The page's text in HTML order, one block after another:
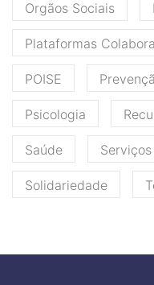
Orgãos Sociais
Plataformas
POISE
Psicologia
Saúde
Solidariedade